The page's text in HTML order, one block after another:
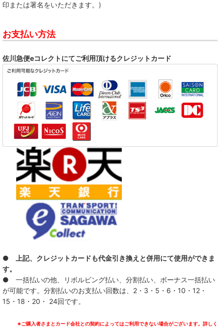
印または署名をいただきます。)
お支払い方法
佐川急便eコレクトにてご利用頂けるクレジットカード
● 上記、クレジットカードも代金引き換えと併用にて使用ができま
す。
● 一括払いの他、リボルビング払い、分割払い、ボーナス一括払い
が可能です。分割払いのお支払い回数は、2・3・5・6・10・12・
15・18・20・ 24回です。
※ご購入者さまとカード会社との契約によってはご利用できない場合がございます。詳しく